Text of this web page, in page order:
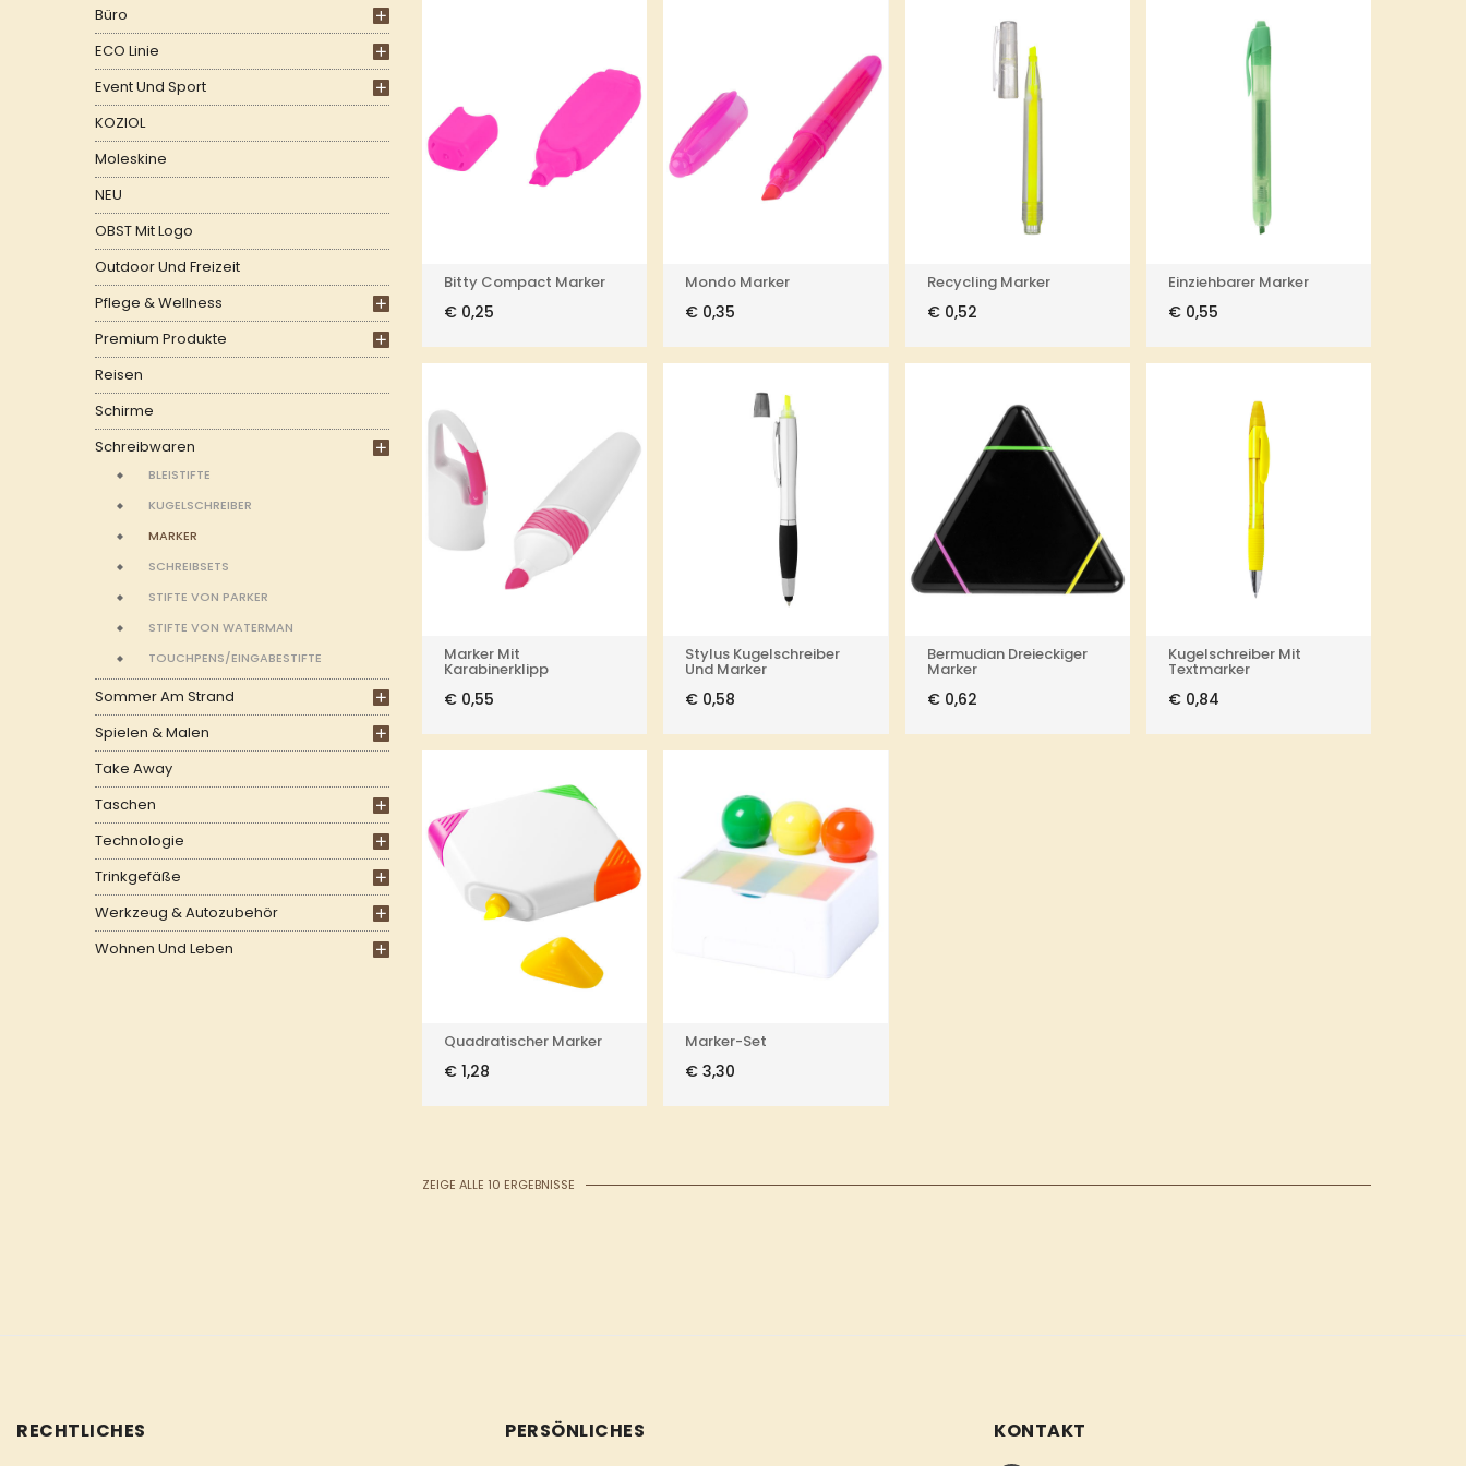
Büro
ECO Linie
Event Und Sport
KOZIOL
Moleskine
NEU
OBST Mit Logo
Outdoor Und Freizeit
Pflege & Wellness
Premium Produkte
Reisen
Schirme
Schreibwaren
BLEISTIFTE
KUGELSCHREIBER
MARKER
SCHREIBSETS
STIFTE VON PARKER
STIFTE VON WATERMAN
TOUCHPENS/EINGABESTIFTE
Sommer Am Strand
Spielen & Malen
Take Away
Taschen
Technologie
Trinkgefäße
Werkzeug & Autozubehör
Wohnen Und Leben
Bitty Compact Marker
€ 0,25
Mondo Marker
€ 0,35
Recycling Marker
€0,52
Einziehbarer Marker
€0,55
Marker Mit
Karabinerklipp
€ 0,55
Stylus Kugelschreiber
Und Marker
€ 0,58
Bermudian Dreieckiger
Marker
€0,62
Kugelschreiber Mit
Textmarker
€0,84
Quadratischer Marker
€ 1,28
Marker-Set
€ 3,30
ZEIGE ALLE 10 ERGEBNISSE
RECHTLICHES PERSÖNLICHES KONTAKT